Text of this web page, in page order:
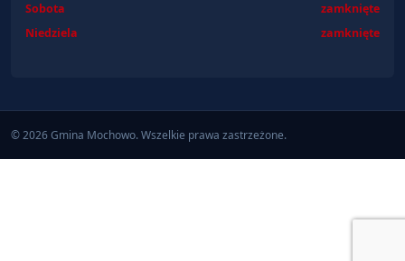
Sobota
zamknięte
Niedziela
zamknięte
© 2026 Gmina Mochowo. Wszelkie prawa zastrzeżone.